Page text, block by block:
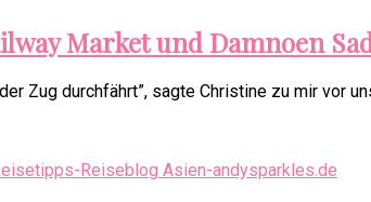
Market und Damnoen
Zug durchfährt”, sagte Christine zu mir vor